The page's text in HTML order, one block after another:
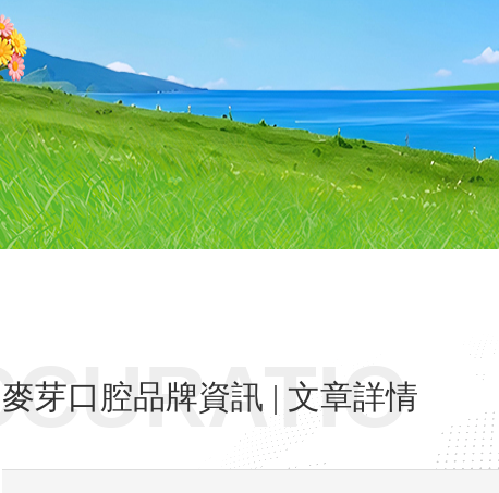
麥芽口腔品牌資訊 | 文章詳情